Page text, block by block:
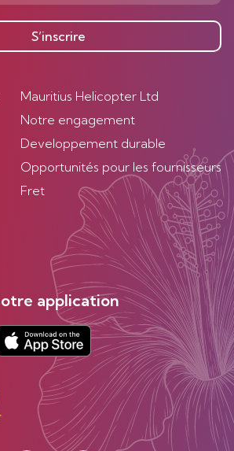
S’inscrire
Mauritius Helicopter Ltd
Notre engagement
Developpement durable
Opportunités pour les fournisseurs
Fret
application